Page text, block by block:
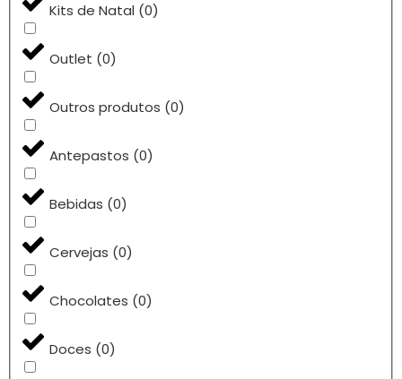
Kits de Natal (0)
Outlet (0)
Outros produtos (0)
Antepastos (0)
Bebidas (0)
Cervejas (0)
Chocolates (0)
Doces (0)